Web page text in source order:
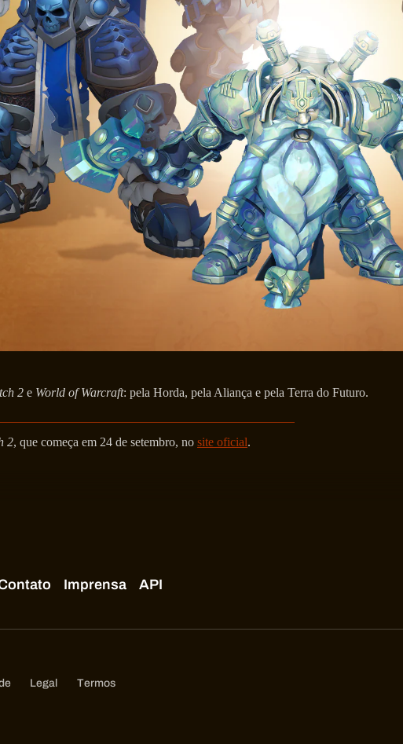
2 e World of Warcraft: pela Horda, pela Aliança e pela Terra do Futuro.
2, que começa em 24 de setembro, no site oficial.